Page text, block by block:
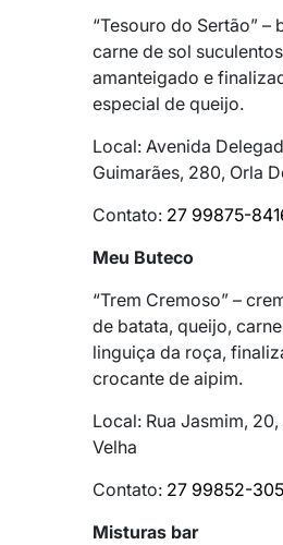
“Tesouro do Sertão” –
carne de sol
amanteigado e
especial de queijo.
Local: Avenida
Guimarães, 280, Orla
Contato: 27 99875-
Meu Buteco
“Trem Cremoso” –
de batata, queijo,
linguiça da roça,
crocante de aipim.
Local: Rua Jasmim,
Velha
Contato: 27 99852-
Misturas bar